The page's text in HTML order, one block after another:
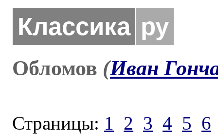
Классика ру
Обломов (Иван
Страницы: 1 2 3 4 5 6